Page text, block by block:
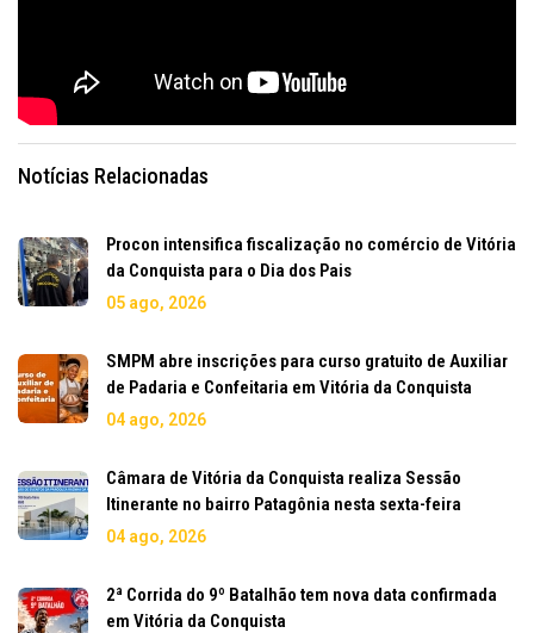
Notícias Relacionadas
Procon intensifica fiscalização no comércio de Vitória
da Conquista para o Dia dos Pais
05 ago, 2026
SMPM abre inscrições para curso gratuito de Auxiliar
de Padaria e Confeitaria em Vitória da Conquista
04 ago, 2026
Câmara de Vitória da Conquista realiza Sessão
Itinerante no bairro Patagônia nesta sexta-feira
04 ago, 2026
2ª Corrida do 9º Batalhão tem nova data confirmada
em Vitória da Conquista